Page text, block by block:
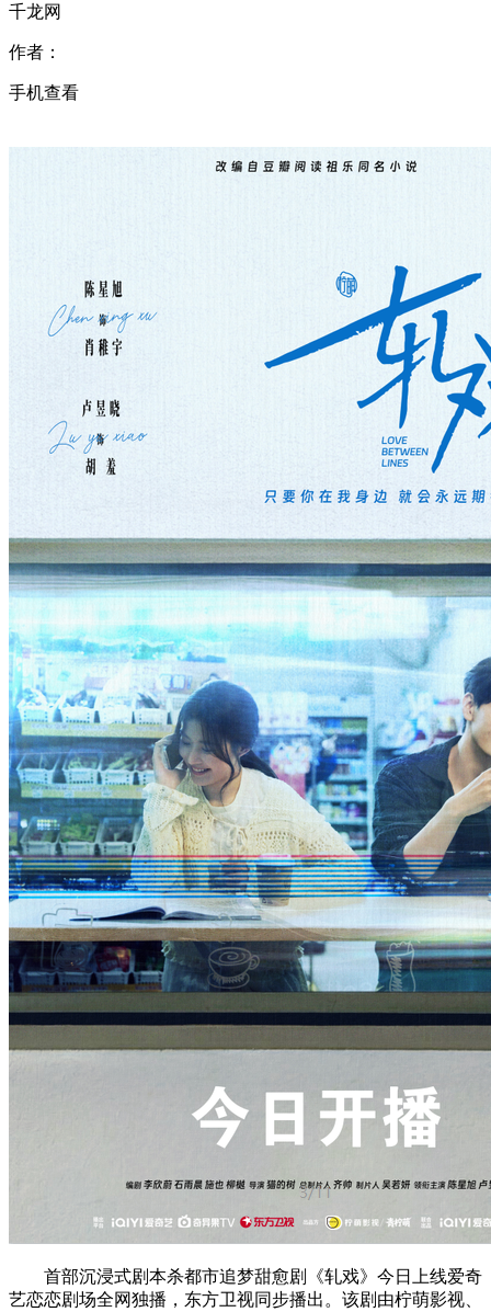
千龙网
作者：
手机查看
首部沉浸式剧本杀都市追梦甜愈剧《轧戏》今日上线爱奇
艺恋恋剧场全网独播，东方卫视同步播出。该剧由柠萌影视、